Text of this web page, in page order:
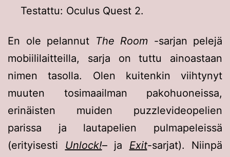
Testattu: Oculus Quest 2.
En ole pelannut The Room -sarjan pelejä
mobiililaitteilla, sarja on tuttu ainoastaan
nimen tasolla. Olen kuitenkin viihtynyt
muuten tosimaailman pakohuoneissa,
erinäisten muiden puzzlevideopelien
parissa ja lautapelien pulmapeleissä
(erityisesti Unlock!– ja Exit-sarjat). Niinpä